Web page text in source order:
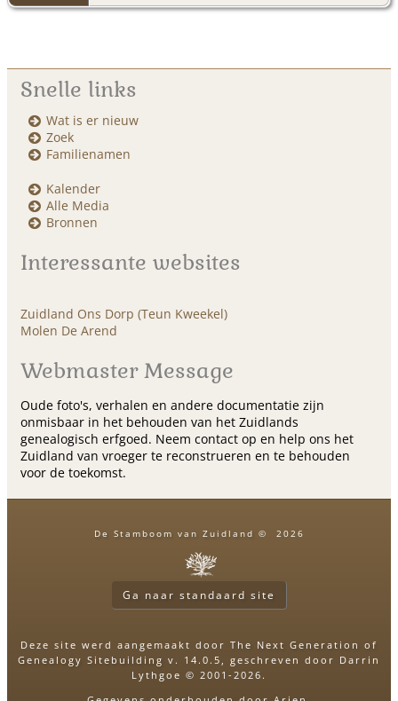
Snelle links
Wat is er nieuw
Zoek
Familienamen
Kalender
Alle Media
Bronnen
Interessante websites
Zuidland Ons Dorp (Teun Kweekel)
Molen De Arend
Webmaster Message
Oude foto's, verhalen en andere documentatie zijn
onmisbaar in het behouden van het Zuidlands
genealogisch erfgoed. Neem contact op en help ons het
Zuidland van vroeger te reconstrueren en te behouden
voor de toekomst.
De Stamboom van Zuidland © 2026
Ga naar standaard site
Deze site werd aangemaakt door The Next Generation of
Genealogy Sitebuilding v. 14.0.5, geschreven door Darrin
Lythgoe © 2001-2026.